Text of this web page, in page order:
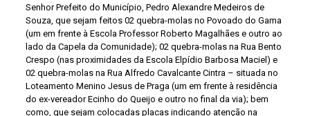
Senhor Prefeito do Município, Pedro Alexandre Medeiros de
Souza, que sejam feitos 02 quebra-molas no Povoado do Gama
(um em frente à Escola Professor Roberto Magalhães e outro ao
lado da Capela da Comunidade); 02 quebra-molas na Rua Bento
Crespo (nas proximidades da Escola Elpídio Barbosa Maciel) e
02 quebra-molas na Rua Alfredo Cavalcante Cintra – situada no
Loteamento Menino Jesus de Praga (um em frente à residência
do ex-vereador Ecinho do Queijo e outro no final da via); bem
como, que sejam colocadas placas indicando atenção na